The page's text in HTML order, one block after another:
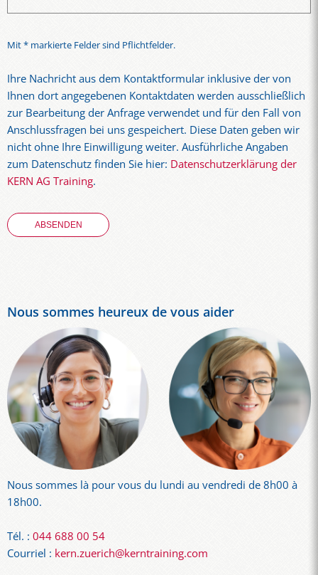
Mit * markierte Felder sind Pflichtfelder.
Ihre Nachricht aus dem Kontaktformular inklusive der von
Ihnen dort angegebenen Kontaktdaten werden ausschließlich
zur Bearbeitung der Anfrage verwendet und für den Fall von
Anschlussfragen bei uns gespeichert. Diese Daten geben wir
nicht ohne Ihre Einwilligung weiter. Ausführliche Angaben
zum Datenschutz finden Sie hier: Datenschutzerklärung der
KERN AG Training.
Nous sommes heureux de vous aider
Nous sommes là pour vous du lundi au vendredi de 8h00 à
18h00.
Tél. : 044 688 00 54
Courriel : kern.zuerich@kerntraining.com